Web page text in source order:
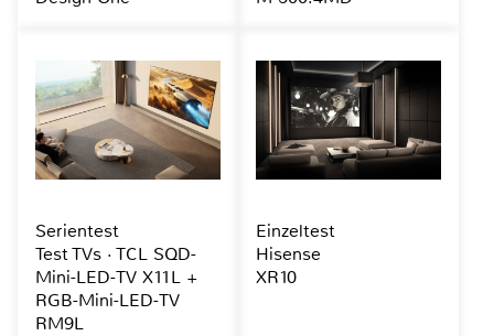
Serientest
Test TVs · TCL SQD-
Mini-LED-TV X11L +
RGB-Mini-LED-TV
RM9L
Einzeltest
Hisense
XR10